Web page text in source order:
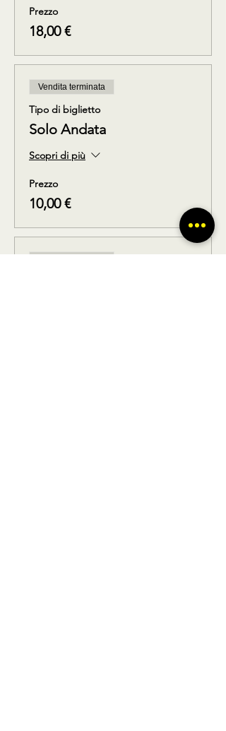
Prezzo
18,00 €
Vendita terminata
Tipo di biglietto
Solo Andata
Scopri di più
Prezzo
10,00 €